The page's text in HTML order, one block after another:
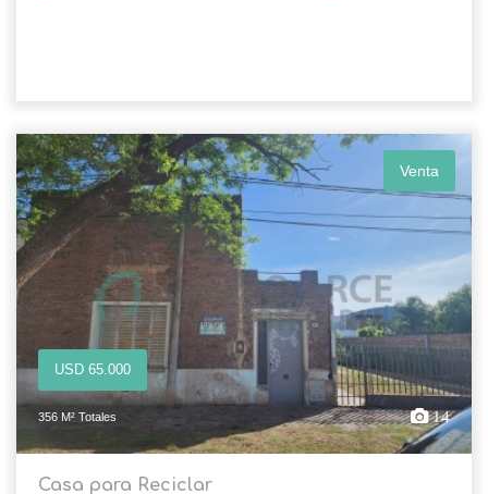
Venta
USD 65.000
356 M² Totales 14
Casa para Reciclar